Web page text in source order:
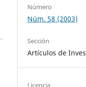
Número
Núm. 58 (2003)
Sección
Artículos de